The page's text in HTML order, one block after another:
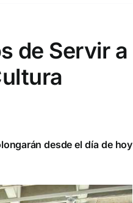
de Servir a
desde el día de hoy